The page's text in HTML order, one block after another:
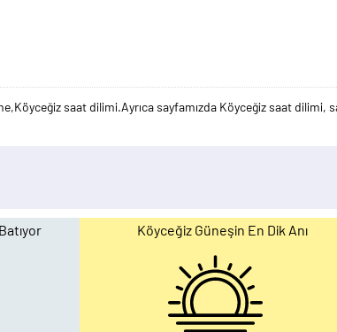
saat dilimi.Ayrıca sayfamızda Köyceğiz saat dilimi,
Köyceğiz Güneşin En Dik Anı